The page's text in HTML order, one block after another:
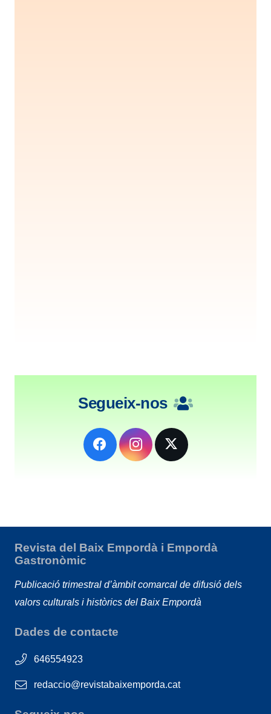
Segueix-nos
Revista del Baix Empordà i Empordà
Gastronòmic
Publicació trimestral d’àmbit comarcal de difusió dels
valors culturals i històrics del Baix Empordà
Dades de contacte
646554923
redaccio@revistabaixemporda.cat